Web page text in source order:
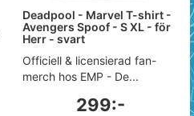
Deadpool - Marvel T-shirt -
Avengers Spoof - S XL - för
Herr - svart
Officiell & licensierad fan-
merch hos EMP - De...
299:-